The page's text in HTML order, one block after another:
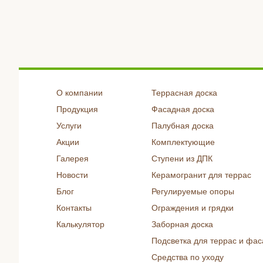
О компании
Продукция
Услуги
Акции
Галерея
Новости
Блог
Контакты
Калькулятор
Террасная доска
Фасадная доска
Палубная доска
Комплектующие
Ступени из ДПК
Керамогранит для террас
Регулируемые опоры
Ограждения и грядки
Заборная доска
Подсветка для террас и
Средства по уходу